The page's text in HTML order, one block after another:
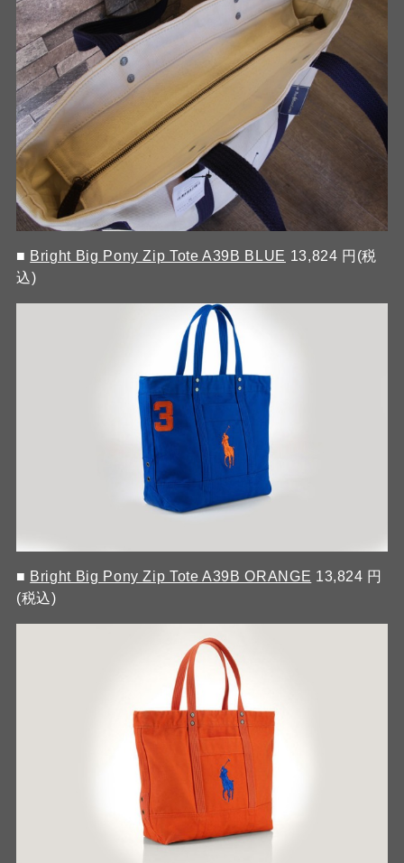
■ Bright Big Pony Zip Tote A39B BLUE 13,824 円(税
込)
■ Bright Big Pony Zip Tote A39B ORANGE 13,824 円
(税込)